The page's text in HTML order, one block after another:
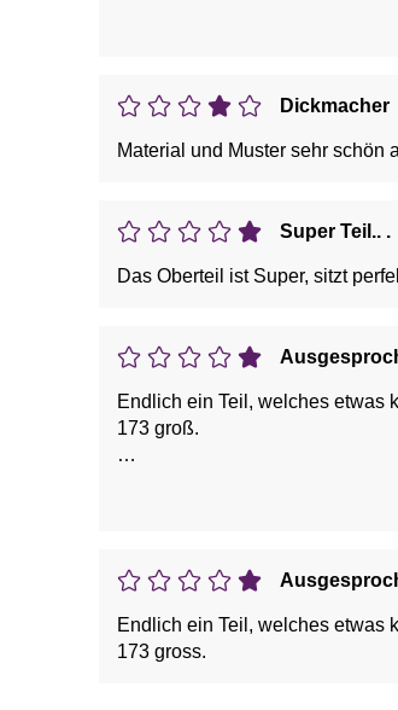
Dickmacher
Material und Muster sehr schön
Super Teil.. .
Das Oberteil ist Super, sitzt
Endlich ein Teil, welches etwas
173 groß.
Endlich ein Teil, welches etwas
173 gross.